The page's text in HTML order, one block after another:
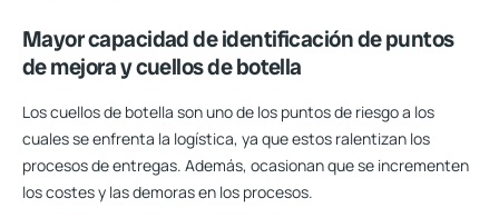
Mayor capacidad de identificación de puntos
de mejora y cuellos de botella
Los cuellos de botella son uno de los puntos de riesgo a los
cuales se enfrenta la logística, ya que estos ralentizan los
procesos de entregas. Además, ocasionan que se incrementen
los costes y las demoras en los procesos.